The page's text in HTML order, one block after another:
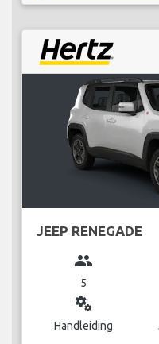
JEEP RENEGADE
group
5
miscellaneous_services
Handleiding